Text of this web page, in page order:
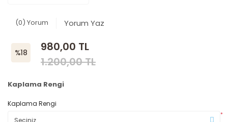
(0) Yorum Yorum Yaz
%18
980,00 TL
1.200,00 TL
Kaplama Rengi
Kaplama Rengi
*